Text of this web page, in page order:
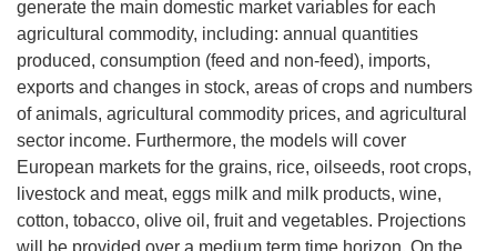
generate the main domestic market variables for each
agricultural commodity, including: annual quantities
produced, consumption (feed and non-feed), imports,
exports and changes in stock, areas of crops and numbers
of animals, agricultural commodity prices, and agricultural
sector income. Furthermore, the models will cover
European markets for the grains, rice, oilseeds, root crops,
livestock and meat, eggs milk and milk products, wine,
cotton, tobacco, olive oil, fruit and vegetables. Projections
will be provided over a medium term time horizon. On the